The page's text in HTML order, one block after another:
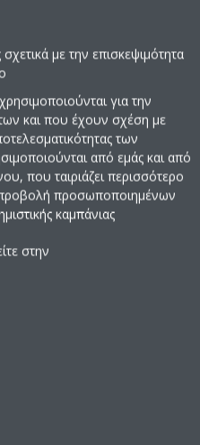
με την επισκεψιμότητα
για την
και που έχουν σχέση με
των
από εμάς και από
που ταιριάζει περισσότερο
προσωποποιημένων
καμπάνιας
στην